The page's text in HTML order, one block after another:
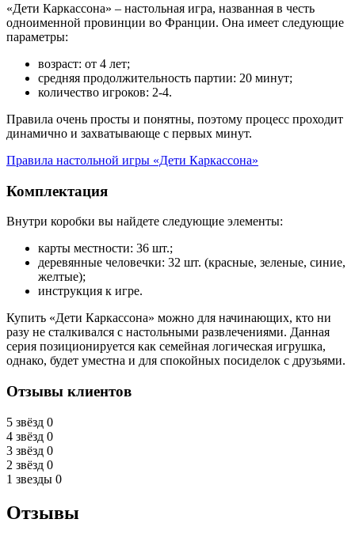
«Дети Каркассона» – настольная игра, названная в честь
одноименной провинции во Франции. Она имеет следующие
параметры:
возраст: от 4 лет;
средняя продолжительность партии: 20 минут;
количество игроков: 2-4.
Правила очень просты и понятны, поэтому процесс проходит
динамично и захватывающе с первых минут.
Правила настольной игры «Дети Каркассона»
Комплектация
Внутри коробки вы найдете следующие элементы:
карты местности: 36 шт.;
деревянные человечки: 32 шт. (красные, зеленые, синие,
желтые);
инструкция к игре.
Купить «Дети Каркассона» можно для начинающих, кто ни
разу не сталкивался с настольными развлечениями. Данная
серия позиционируется как семейная логическая игрушка,
однако, будет уместна и для спокойных посиделок с друзьями.
Отзывы клиентов
5 звёзд 0
4 звёзд 0
3 звёзд 0
2 звёзд 0
1 звезды 0
Отзывы